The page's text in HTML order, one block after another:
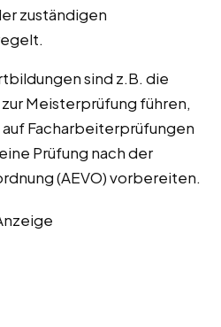
zuständigen
sind z.B. die
Meisterprüfung führen,
Facharbeiterprüfungen
Prüfung nach der
(AEVO) vorbereiten.